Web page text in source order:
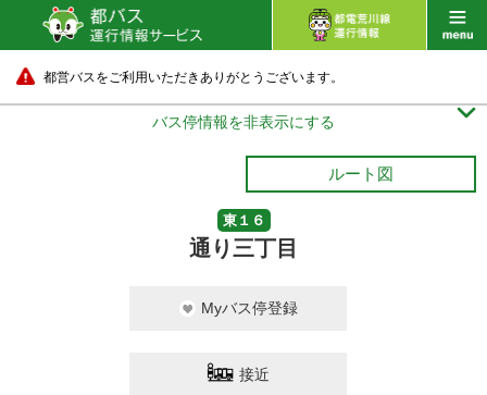
都営バスをご利用いただきありがとうございます。
バス停情報を非表示にする 
ルート図
東１６
通り三丁目
Myバス停登録
接近